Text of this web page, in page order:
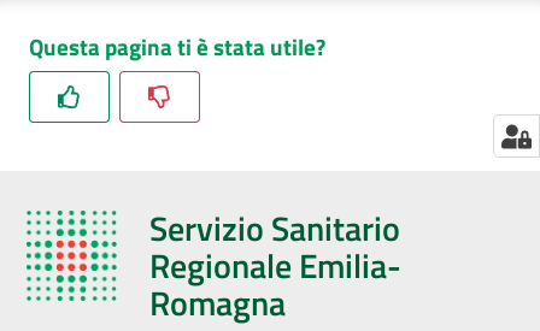
Questa pagina ti è stata utile?
Servizio Sanitario
Regionale Emilia-
Romagna